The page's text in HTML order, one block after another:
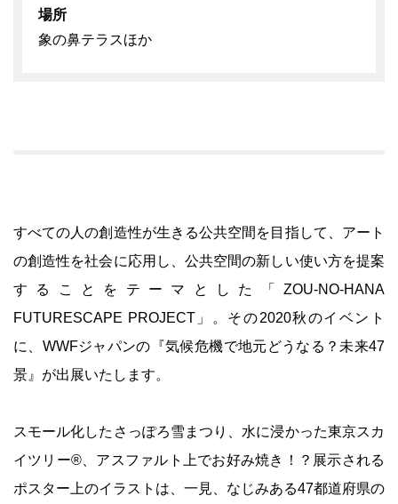
場所
象の鼻テラスほか
すべての人の創造性が生きる公共空間を目指して、アート
の創造性を社会に応用し、公共空間の新しい使い方を提案
することをテーマとした「ZOU-NO-HANA
FUTURESCAPE PROJECT」。その2020秋のイベント
に、WWFジャパンの『気候危機で地元どうなる？未来47
景』が出展いたします。
スモール化したさっぽろ雪まつり、水に浸かった東京スカ
イツリー®、アスファルト上でお好み焼き！？展示される
ポスター上のイラストは、一見、なじみある47都道府県の